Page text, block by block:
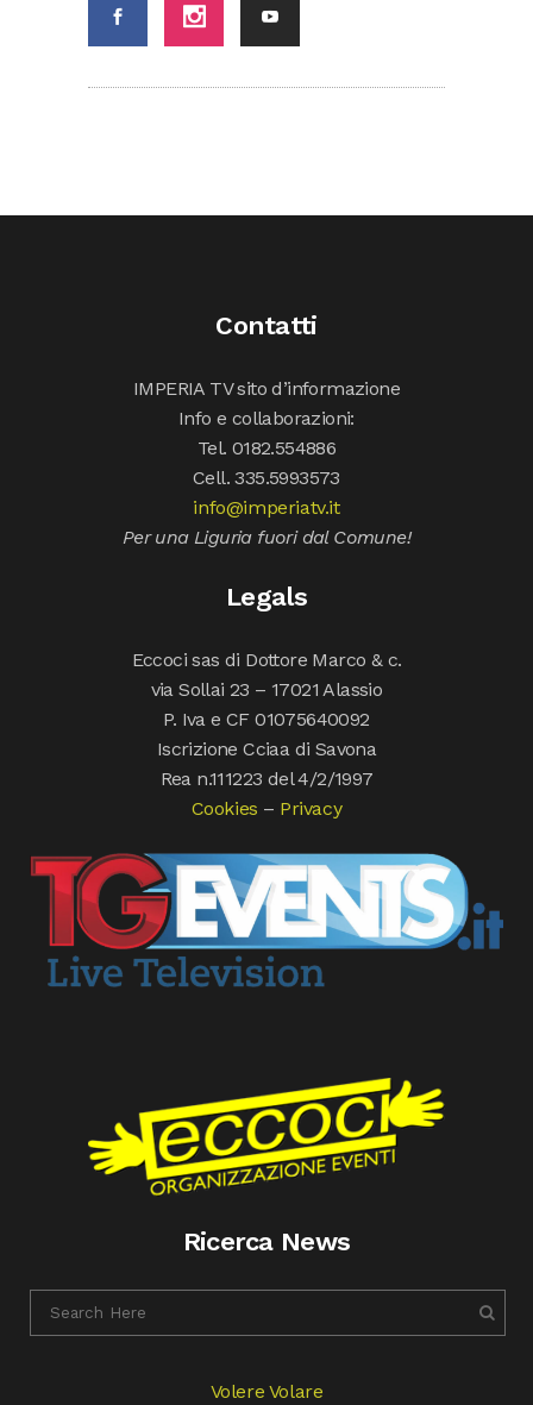
Contatti
IMPERIA TV sito d’informazione
Info e collaborazioni:
Tel. 0182.554886
Cell. 335.5993573
info@imperiatv.it
Per una Liguria fuori dal Comune!
Legals
Eccoci sas di Dottore Marco & c.
via Sollai 23 – 17021 Alassio
P. Iva e CF 01075640092
Iscrizione Cciaa di Savona
Rea n.111223 del 4/2/1997
Cookies – Privacy
Ricerca News
Volere Volare